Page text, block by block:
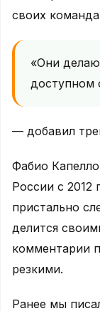
своих
«Они
доступном
— добавил
Фабио
России с 2012
пристально
делится
комментарии
резкими.
Ранее мы